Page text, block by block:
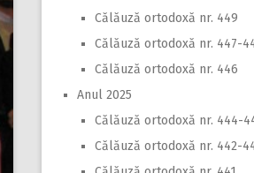
Călăuză ortodoxă nr. 449
Călăuză ortodoxă nr. 447-
Călăuză ortodoxă nr. 446
Anul 2025
Călăuză ortodoxă nr. 444-
Călăuză ortodoxă nr. 442-